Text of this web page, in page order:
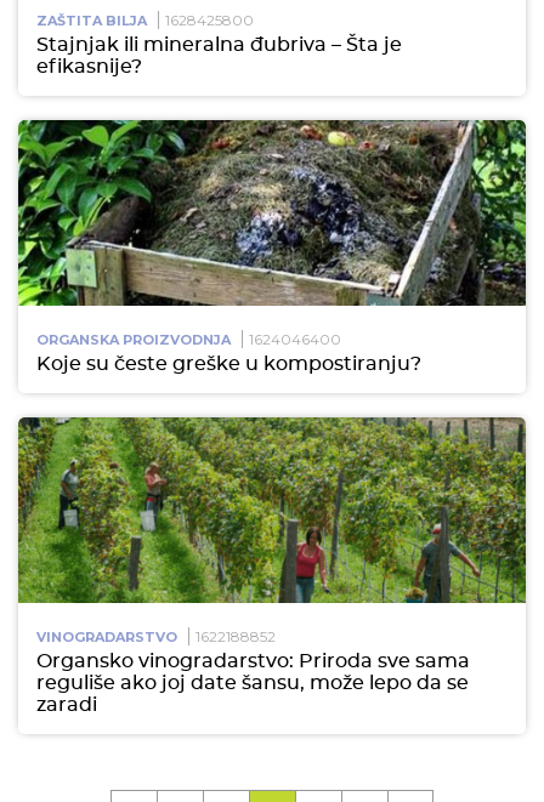
ZAŠTITA BILJA 1628425800
Stajnjak ili mineralna đubriva – Šta je
efikasnije?
ORGANSKA PROIZVODNJA 1624046400
Koje su česte greške u kompostiranju?
VINOGRADARSTVO 1622188852
Organsko vinogradarstvo: Priroda sve sama
reguliše ako joj date šansu, može lepo da se
zaradi